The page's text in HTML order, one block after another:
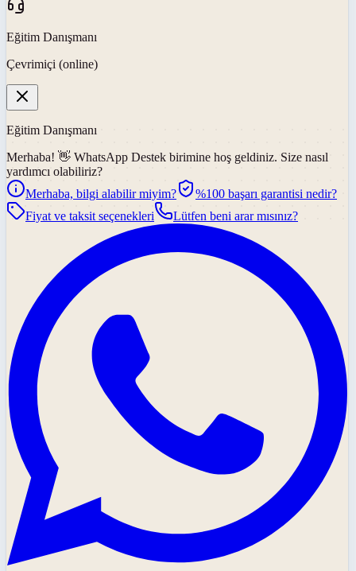
Eğitim Danışmanı
Çevrimiçi (online)
Eğitim Danışmanı
Merhaba! 👋 WhatsApp Destek birimine hoş geldiniz. Size nasıl
yardımcı olabiliriz?
Merhaba, bilgi alabilir miyim?
%100 başarı garantisi nedir?
Fiyat ve taksit seçenekleri
Lütfen beni arar mısınız?